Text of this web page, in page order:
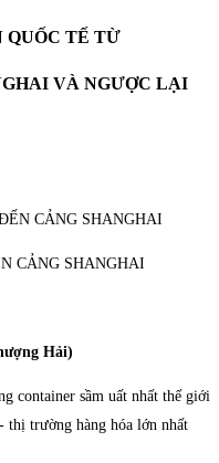
QUỐC TẾ TỪ
VÀ NGƯỢC LẠI
CẢNG SHANGHAI
Hải)
container sầm uất nhất thế giới
thị trường hàng hóa lớn nhất